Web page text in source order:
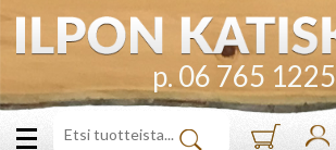
p. 06 765 1225